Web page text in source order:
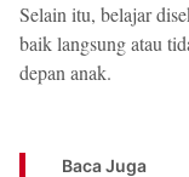
Selain itu, belajar
baik langsung atau
depan anak.
Baca Juga